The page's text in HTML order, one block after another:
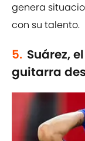
genera
con su talento.
5. Suárez,
guitarra